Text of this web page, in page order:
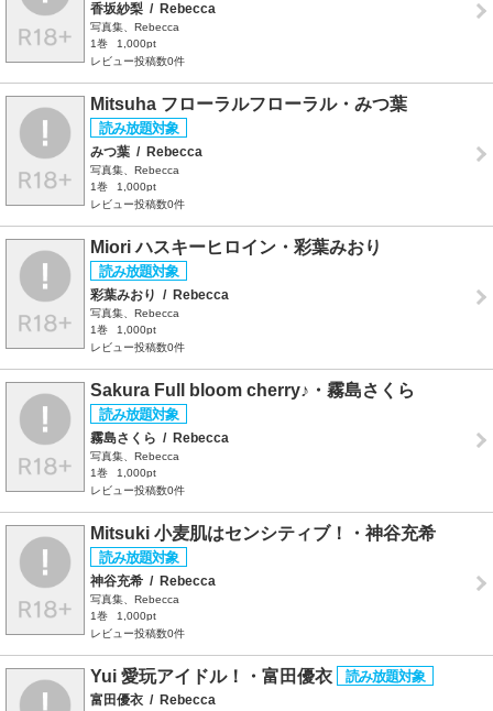
香坂紗梨 / Rebecca
写真集、Rebecca
1巻
1,000pt
レビュー投稿数0件
Mitsuha フローラルフローラル・みつ葉
みつ葉 / Rebecca
写真集、Rebecca
1巻
1,000pt
レビュー投稿数0件
Miori ハスキーヒロイン・彩葉みおり
彩葉みおり / Rebecca
写真集、Rebecca
1巻
1,000pt
レビュー投稿数0件
Sakura Full bloom cherry♪・霧島さくら
霧島さくら / Rebecca
写真集、Rebecca
1巻
1,000pt
レビュー投稿数0件
Mitsuki 小麦肌はセンシティブ！・神谷充希
神谷充希 / Rebecca
写真集、Rebecca
1巻
1,000pt
レビュー投稿数0件
Yui 愛玩アイドル！・富田優衣
富田優衣 / Rebecca